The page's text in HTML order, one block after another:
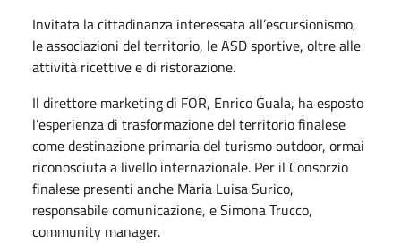
Invitata la cittadinanza interessata all’escursionismo,
le associazioni del territorio, le ASD sportive, oltre alle
attività ricettive e di ristorazione.
Il direttore marketing di FOR, Enrico Guala, ha esposto
l’esperienza di trasformazione del territorio finalese
come destinazione primaria del turismo outdoor, ormai
riconosciuta a livello internazionale. Per il Consorzio
finalese presenti anche Maria Luisa Surico,
responsabile comunicazione, e Simona Trucco,
community manager.